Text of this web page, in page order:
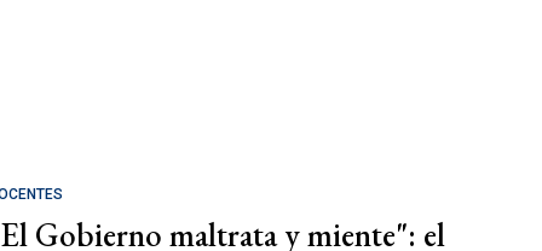
Gobierno maltrata y miente": el